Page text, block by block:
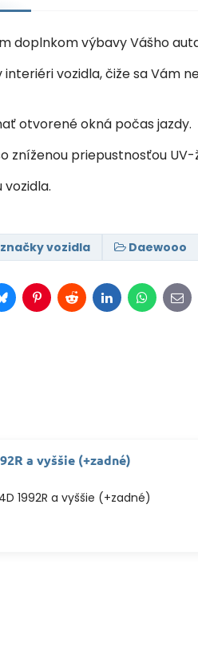
doplnkom výbavy Vášho
vozidla, čiže sa Vám
otvorené okná počas jazdy.
zníženou priepustnosťou
vozidla Daewooo
BlueskyPinterest
RedditLinkedIn E-
mail
a vyššie (+zadné)
1992R a vyššie (+zadné)